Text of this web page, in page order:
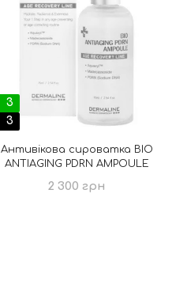
3
3
Антивікова сироватка BIO
ANTIAGING PDRN AMPOULE
2 300 грн